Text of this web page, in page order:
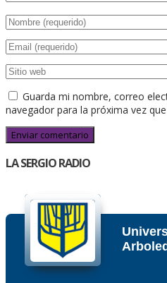
Guarda mi nombre, correo
navegador para la próxima vez
LA SERGIO RADIO